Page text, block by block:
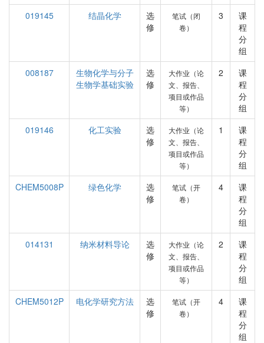
019145
结晶化学
选
修
笔试（闭
卷）
3
课
程
分
组
008187
生物化学与分子
生物学基础实验
选
修
大作业（论
文、报告、
项目或作品
等）
2
课
程
分
组
019146
化工实验
选
修
大作业（论
文、报告、
项目或作品
等）
1
课
程
分
组
CHEM5008P
绿色化学
选
修
笔试（开
卷）
4
课
程
分
组
014131
纳米材料导论
选
修
大作业（论
文、报告、
项目或作品
等）
2
课
程
分
组
CHEM5012P
电化学研究方法
选
修
笔试（开
卷）
4
课
程
分
组